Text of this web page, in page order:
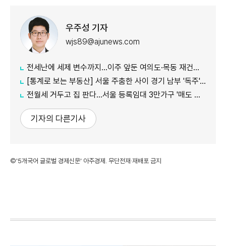
우주성 기자
wjs89@ajunews.com
전세난에 세제 변수까지…이주 앞둔 여의도·목동 재건축 '비상'
[통계로 보는 부동산] 서울 주춤한 사이 경기 남부 '독주'…세제 개편에 실수요 이동 빨라지나
전월세 거두고 집 판다…서울 등록임대 3만가구 '매도 기로'
기자의 다른기사
©'5개국어 글로벌 경제신문' 아주경제. 무단전재·재배포 금지